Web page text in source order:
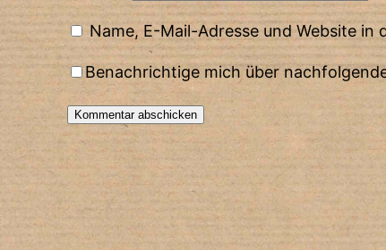
Name, E-Mail-Adresse und Website
Benachrichtige mich über
Alternative: